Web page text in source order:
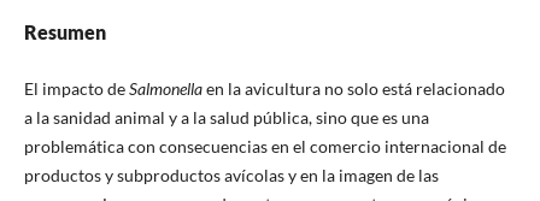
Resumen
El impacto deSalmonellaen la avicultura no solo está relacionado
a la sanidad animal y a la salud pública, sino que es una
problemática con consecuencias en el comercio internacional de
productos y subproductos avícolas y en la imagen de las